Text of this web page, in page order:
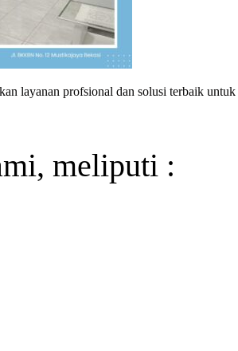
layanan profsional dan solusi terbaik untuk
meliputi :